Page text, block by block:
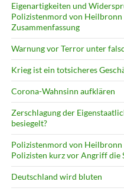
Eigenartigkeiten und
Polizistenmord von Heilbronn
Zusammenfassung
Warnung vor Terror unter
Krieg ist ein totsicheres
Corona-Wahnsinn aufklären
Zerschlagung der
besiegelt?
Polizistenmord von Heilbronn
Polizisten kurz vor Angriff die
Deutschland wird bluten